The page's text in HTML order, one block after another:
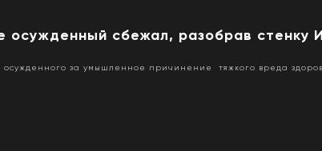
осужденный сбежал, разобрав стенку
за умышленное причинение тяжкого вреда